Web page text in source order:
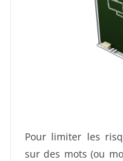
Pour limiter les
sur des mots (ou